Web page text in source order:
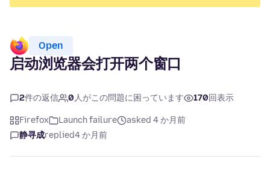
Open
启动浏览器会打开两个窗口
2件の返信 0人がこの問題に困っています 170回表示
Firefox Launch failure
asked 4 か月前
静寻成replied4 か月前